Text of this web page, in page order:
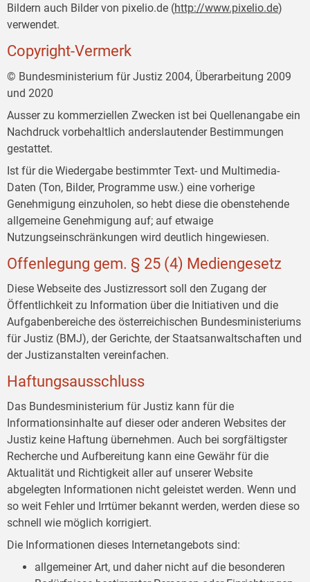
Bildern auch Bilder von pixelio.de (http://www.pixelio.de)
verwendet.
Copyright-Vermerk
© Bundesministerium für Justiz 2004, Überarbeitung 2009
und 2020
Ausser zu kommerziellen Zwecken ist bei Quellenangabe ein
Nachdruck vorbehaltlich anderslautender Bestimmungen
gestattet.
Ist für die Wiedergabe bestimmter Text- und Multimedia-
Daten (Ton, Bilder, Programme usw.) eine vorherige
Genehmigung einzuholen, so hebt diese die obenstehende
allgemeine Genehmigung auf; auf etwaige
Nutzungseinschränkungen wird deutlich hingewiesen.
Offenlegung gem. § 25 (4) Mediengesetz
Diese Webseite des Justizressort soll den Zugang der
Öffentlichkeit zu Information über die Initiativen und die
Aufgabenbereiche des österreichischen Bundesministeriums
für Justiz (BMJ), der Gerichte, der Staatsanwaltschaften und
der Justizanstalten vereinfachen.
Haftungsausschluss
Das Bundesministerium für Justiz kann für die
Informationsinhalte auf dieser oder anderen Websites der
Justiz keine Haftung übernehmen. Auch bei sorgfältigster
Recherche und Aufbereitung kann eine Gewähr für die
Aktualität und Richtigkeit aller auf unserer Website
abgelegten Informationen nicht geleistet werden. Wenn und
so weit Fehler und Irrtümer bekannt werden, werden diese so
schnell wie möglich korrigiert.
Die Informationen dieses Internetangebots sind:
allgemeiner Art, und daher nicht auf die besonderen